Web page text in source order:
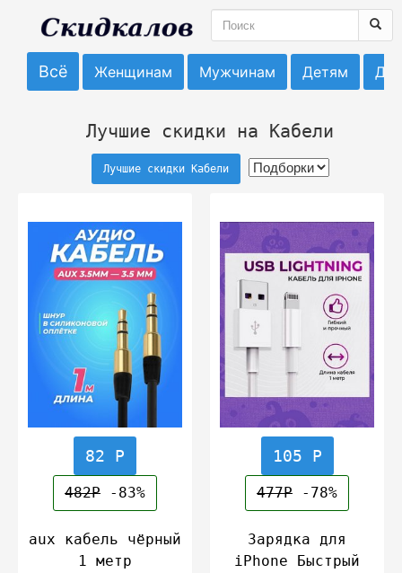
Всё Женщинам Мужчинам Детям
Лучшие скидки на Кабели
Лучшие скидки Кабели
82 Р
482Р -83%
aux кабель чёрный
1 метр
105 Р
477Р -78%
Зарядка для
iPhone Быстрый